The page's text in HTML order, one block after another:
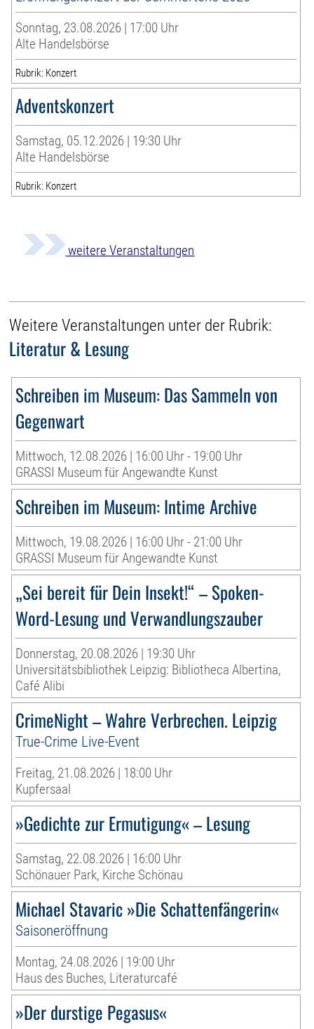
Sonntag, 23.08.2026 | 17:00 Uhr
Alte Handelsbörse
Rubrik: Konzert
Adventskonzert
Samstag, 05.12.2026 | 19:30 Uhr
Alte Handelsbörse
Rubrik: Konzert
weitere Veranstaltungen
Weitere Veranstaltungen unter der Rubrik:
Literatur & Lesung
Schreiben im Museum: Das Sammeln von
Gegenwart
Mittwoch, 12.08.2026 | 16:00 Uhr - 19:00 Uhr
GRASSI Museum für Angewandte Kunst
Schreiben im Museum: Intime Archive
Mittwoch, 19.08.2026 | 16:00 Uhr - 21:00 Uhr
GRASSI Museum für Angewandte Kunst
„Sei bereit für Dein Insekt!“ – Spoken-
Word-Lesung und Verwandlungszauber
Donnerstag, 20.08.2026 | 19:30 Uhr
Universitätsbibliothek Leipzig: Bibliotheca Albertina,
Café Alibi
CrimeNight – Wahre Verbrechen. Leipzig
True-Crime Live-Event
Freitag, 21.08.2026 | 18:00 Uhr
Kupfersaal
»Gedichte zur Ermutigung« – Lesung
Samstag, 22.08.2026 | 16:00 Uhr
Schönauer Park, Kirche Schönau
Michael Stavaric »Die Schattenfängerin«
Saisoneröffnung
Montag, 24.08.2026 | 19:00 Uhr
Haus des Buches, Literaturcafé
»Der durstige Pegasus«